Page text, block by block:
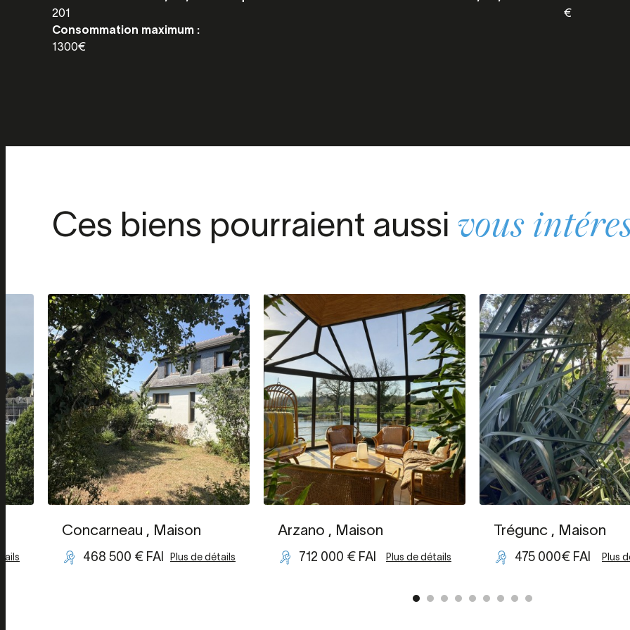
201
€
Consommation maximum :
1300€
Ces biens pourraient aussi vous
Concarneau , Maison
468 500 € FAI Plus de détails
Arzano , Maison
712 000 € FAI Plus de détails
Trégunc , Maison
475 000€ FAI Plus